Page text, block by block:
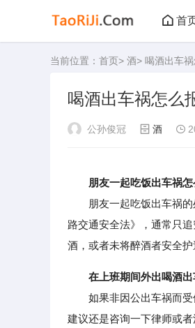
首
黑
当前位置： 首页> 酒> 喝酒出车
喝酒出车祸怎么
公孙俊冠 酒
朋友一起吃饭出车祸
朋友一起吃饭出车祸的
路交通安全法》，通常只
酒，或者未将醉酒者安全护
在上班期间外出喝酒
如果非因公出车祸而受
建议还是咨询一下律师或